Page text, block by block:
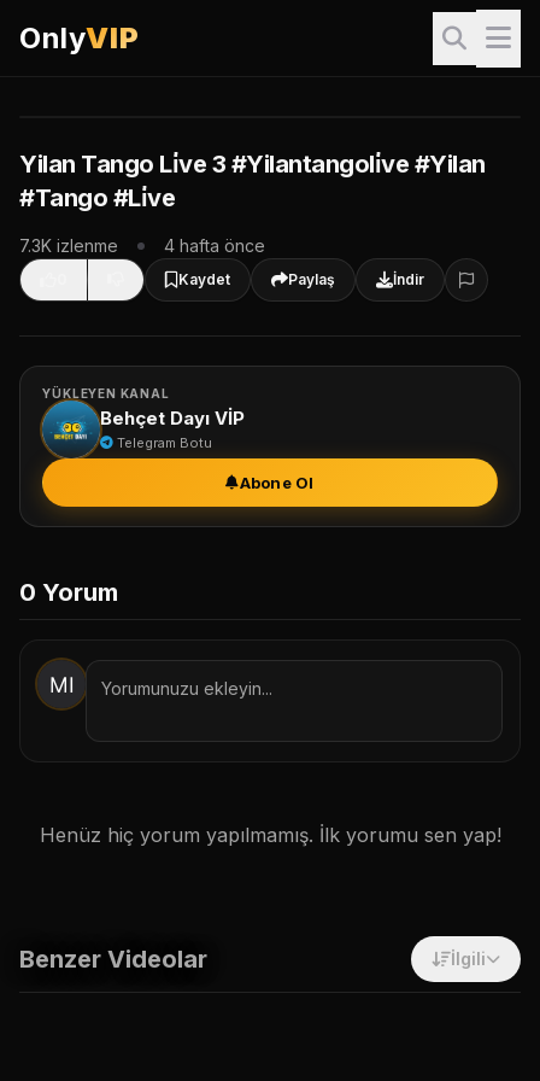
OnlyVIP
Giriş Yap & İzle
Yilan Tango Li̇ve 3 #Yilantangoli̇ve #Yilan
#Tango #Li̇ve
7.3K izlenme 4 hafta önce
Kaydet Paylaş İndir
YÜKLEYEN KANAL
Behçet Dayı VİP
Telegram Botu
Abone Ol
0 Yorum
Henüz hiç yorum yapılmamış. İlk yorumu sen yap!
Benzer Videolar İlgili